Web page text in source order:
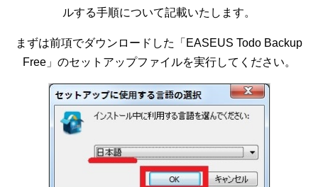
ルする手順について記載いたします。
まずは前項でダウンロードした「EASEUS Todo Backup
Free」のセットアップファイルを実行してください。